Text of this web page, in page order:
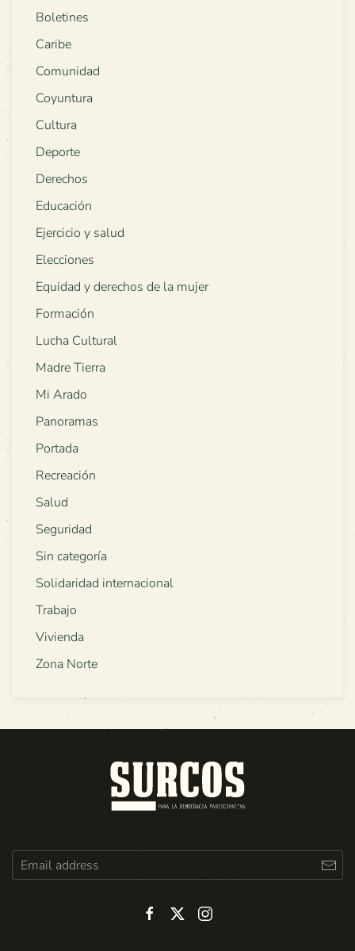
Boletines
Caribe
Comunidad
Coyuntura
Cultura
Deporte
Derechos
Educación
Ejercicio y salud
Elecciones
Equidad y derechos de la mujer
Formación
Lucha Cultural
Madre Tierra
Mi Arado
Panoramas
Portada
Recreación
Salud
Seguridad
Sin categoría
Solidaridad internacional
Trabajo
Vivienda
Zona Norte